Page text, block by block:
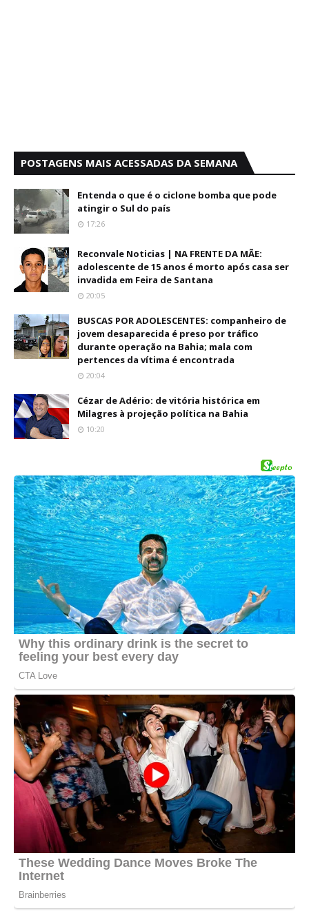
POSTAGENS MAIS ACESSADAS DA SEMANA
Entenda o que é o ciclone bomba que pode
atingir o Sul do país
17:26
Reconvale Noticias | NA FRENTE DA MÃE:
adolescente de 15 anos é morto após casa ser
invadida em Feira de Santana
20:05
BUSCAS POR ADOLESCENTES: companheiro de
jovem desaparecida é preso por tráfico
durante operação na Bahia; mala com
pertences da vítima é encontrada
20:04
Cézar de Adério: de vitória histórica em
Milagres à projeção política na Bahia
10:20